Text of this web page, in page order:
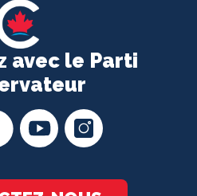
avec le Parti